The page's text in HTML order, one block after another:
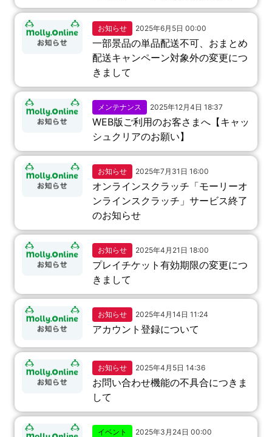
お知らせ 2025年6月5日 00:00
一部景品の単品配送不可、おまとめ
配送キャンペーン対象外の変更につ
きまして
メンテナンス 2025年12月4日 18:37
WEB版ご利用のお客さまへ【キャッ
シュクリアのお願い】
お知らせ 2025年7月31日 16:00
オンラインスクラッチ「モーリーオ
ンラインスクラッチ」サービス終了
のお知らせ
お知らせ 2025年4月21日 18:00
プレイチケット有効期限の変更につ
きまして
お知らせ 2025年4月14日 11:24
アカウント登録について
お知らせ 2025年4月5日 14:36
お問い合わせ機能の不具合につきま
して
イベント 2025年3月24日 00:00